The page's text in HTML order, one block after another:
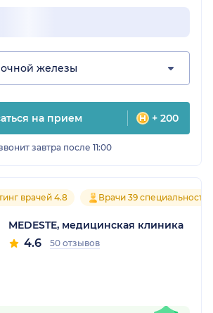
железы
на прием + 200
завтра после 11:00
врачей 4.8 Врачи 39
MEDESTE, медицинская клиника
4.6 50 отзывов